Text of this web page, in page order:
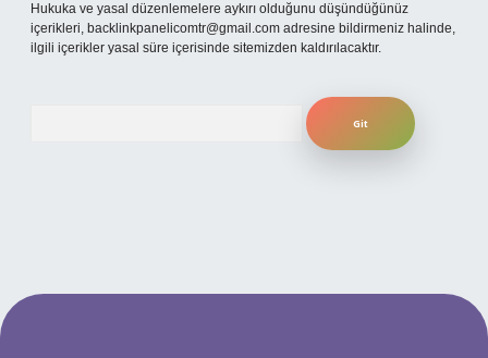
Hukuka ve yasal düzenlemelere aykırı olduğunu düşündüğünüz
içerikleri, backlinkpanelicomtr@gmail.com adresine bildirmeniz halinde,
ilgili içerikler yasal süre içerisinde sitemizden kaldırılacaktır.
betexper güncel giriş